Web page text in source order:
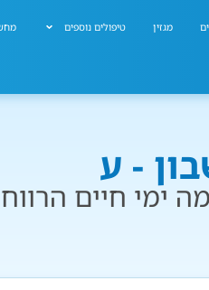
מגזין טיפולים נוספים
- ע
ימי חיים